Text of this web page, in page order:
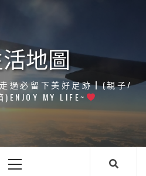
活地圖
過必留下美好足跡┃(親子/
MY LIFE~
Primary